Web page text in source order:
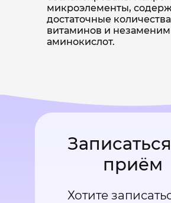
микроэлементы,
достаточные количества
витаминов и
аминокислот.
приём
Хотите